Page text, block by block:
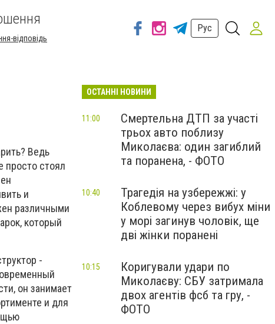
відповідь
Рус
Ведь
просто стоял
и
различными
который
-
он занимает
и для
ОСТАННІ НОВИНИ
Смертельна ДТП за участі
трьох авто поблизу
Миколаєва: один загиблий
та поранена, - ФОТО
11:00
Трагедія на узбережжі: у
Коблевому через вибух міни
у морі загинув чоловік, ще
дві жінки поранені
10:40
Коригували удари по
Миколаєву: СБУ затримала
двох агентів фсб та гру, -
ФОТО
10:15